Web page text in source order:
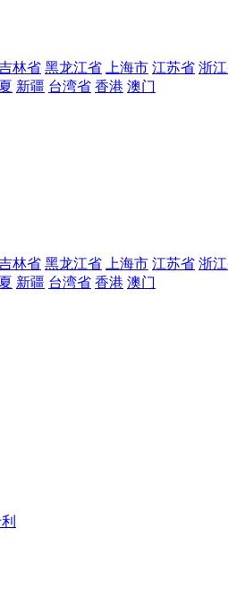
林省 黑龙江省 上海市 江苏省 浙
新疆 台湾省 香港 澳门
林省 黑龙江省 上海市 江苏省 浙
新疆 台湾省 香港 澳门